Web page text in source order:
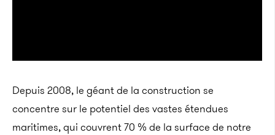
Depuis 2008, le géant de la construction se
concentre sur le potentiel des vastes étendues
maritimes, qui couvrent 70 % de la surface de notre